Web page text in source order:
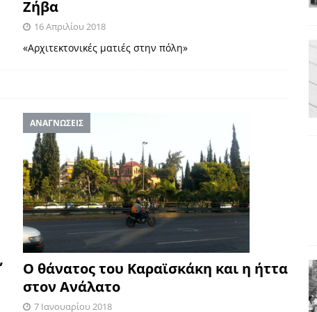
ΑΠΟΨΕΙΣ
και οι Ρήτρες του ESM
για την Ελλάδα
ΑΠΟΨΕΙΣ
εμφανιζόμενη»: Το άδοξο βήμα της Μ. Καρυστιανού
Ζήβα
16 Απριλίου 2018
«Αρχιτεκτονικές ματιές στην πόλη»
ΑΝΑΓΝΩΣΕΙΣ
Ο θάνατος του Καραϊσκάκη και η ήττα
στον Ανάλατο
7 Ιανουαρίου 2018